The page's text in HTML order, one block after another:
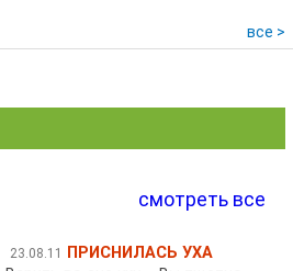
все >
смотреть все
23.08.11
ПРИСНИЛАСЬ УХА